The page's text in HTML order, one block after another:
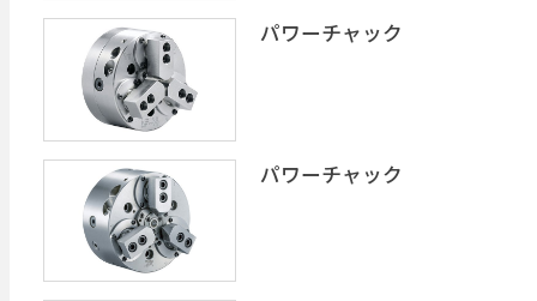
パワーチャック
パワーチャック